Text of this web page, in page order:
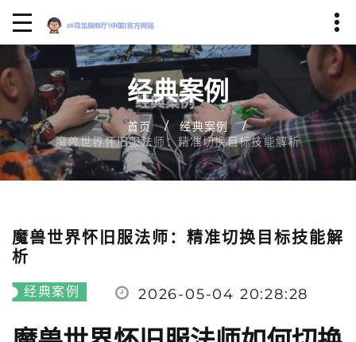
经典案例
首页
经典案例
魔兽世界怀旧服法师：精准切换目标技能解析
魔兽世界怀旧服法师：精准切换目标技能解
析
经典案例 2026-05-04 20:28:28